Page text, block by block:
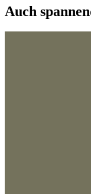
Auch